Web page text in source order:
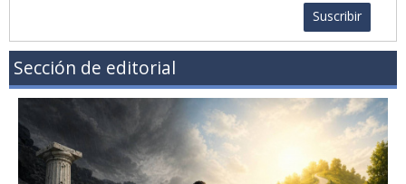
Suscribir
Sección de editorial